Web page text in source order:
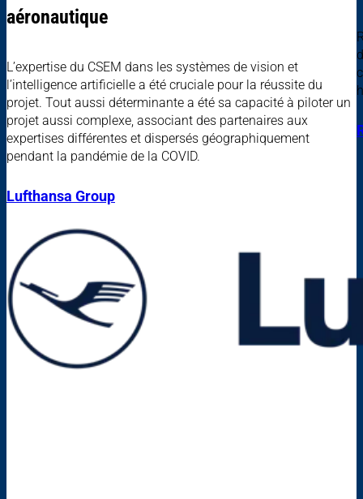
aéronautique
L’expertise du CSEM dans les systèmes de vision et
l’intelligence artificielle a été cruciale pour la réussite du
projet. Tout aussi déterminante a été sa capacité à piloter un
projet aussi complexe, associant des partenaires aux
expertises différentes et dispersés géographiquement
pendant la pandémie de la COVID.
Lufthansa Group